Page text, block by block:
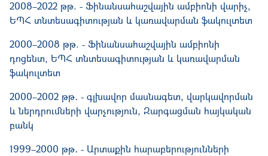
2008–2022 թթ. - Ֆինանսահաշվային ամբիոնի վարիչ,
ԵՊՀ տնտեսագիտության և կառավարման ֆակուլտետ
2000‒2008 թթ. - Ֆինանսահաշվային ամբիոնի
դոցենտ, ԵՊՀ տնտեսագիտության և կառավարման
ֆակուլտետ
2000‒2002 թթ․ - գլխավոր մասնագետ, վարկավորման
և ներդրումների վարչություն, Զարգացման հայկական
բանկ
1999‒2000 թթ․ - Արտաքին հարաբերությունների